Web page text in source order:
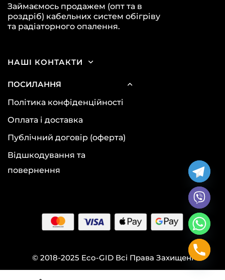
Займаємось продажем (опт та в
роздріб) кабельних систем обігріву
та радіаторного опалення.
НАШІ КОНТАКТИ
ПОСИЛАННЯ
Політика конфіденційності
Оплата і доставка
Публічний договір (оферта)
Відшкодування та
повернення
© 2018-2025 Eco-GID Всі Права Захищені